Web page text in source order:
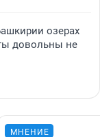
озерах
довольны не
МНЕНИЕ